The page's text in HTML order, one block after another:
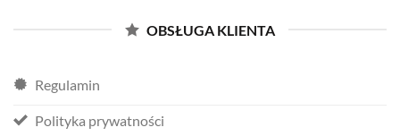
OBSŁUGA KLIENTA
Regulamin
Polityka prywatności